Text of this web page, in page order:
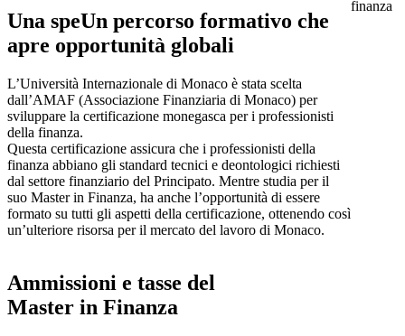
Una speUn percorso formativo che
apre opportunità globali
L’Università Internazionale di Monaco è stata scelta
dall’AMAF (Associazione Finanziaria di Monaco) per
sviluppare la certificazione monegasca per i professionisti
della finanza.
Questa certificazione assicura che i professionisti della
finanza abbiano gli standard tecnici e deontologici richiesti
dal settore finanziario del Principato. Mentre studia per il
suo Master in Finanza, ha anche l’opportunità di essere
formato su tutti gli aspetti della certificazione, ottenendo così
un’ulteriore risorsa per il mercato del lavoro di Monaco.
Ammissioni e tasse del
Master in Finanza